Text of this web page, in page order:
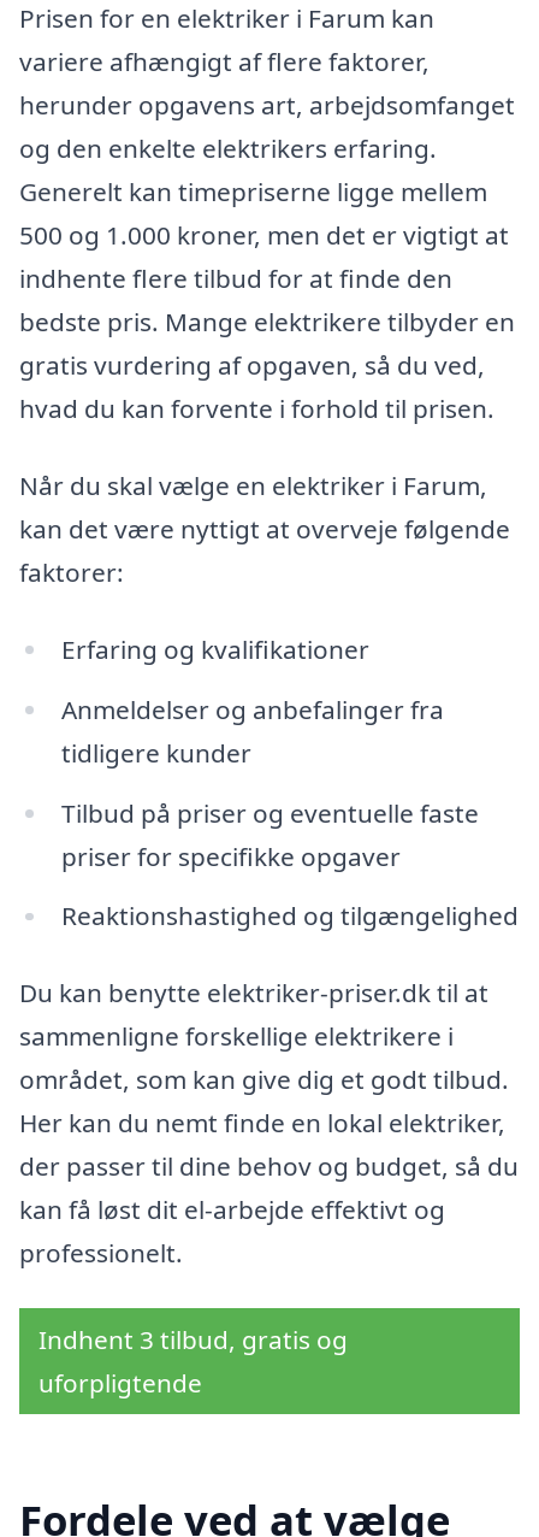
Prisen for en elektriker i Farum kan
variere afhængigt af flere faktorer,
herunder opgavens art, arbejdsomfanget
og den enkelte elektrikers erfaring.
Generelt kan timepriserne ligge mellem
500 og 1.000 kroner, men det er vigtigt at
indhente flere tilbud for at finde den
bedste pris. Mange elektrikere tilbyder en
gratis vurdering af opgaven, så du ved,
hvad du kan forvente i forhold til prisen.
Når du skal vælge en elektriker i Farum,
kan det være nyttigt at overveje følgende
faktorer:
Erfaring og kvalifikationer
Anmeldelser og anbefalinger fra
tidligere kunder
Tilbud på priser og eventuelle faste
priser for specifikke opgaver
Reaktionshastighed og tilgængelighed
Du kan benytte elektriker-priser.dk til at
sammenligne forskellige elektrikere i
området, som kan give dig et godt tilbud.
Her kan du nemt finde en lokal elektriker,
der passer til dine behov og budget, så du
kan få løst dit el-arbejde effektivt og
professionelt.
Indhent 3 tilbud, gratis og
uforpligtende
Fordele ved at vælge